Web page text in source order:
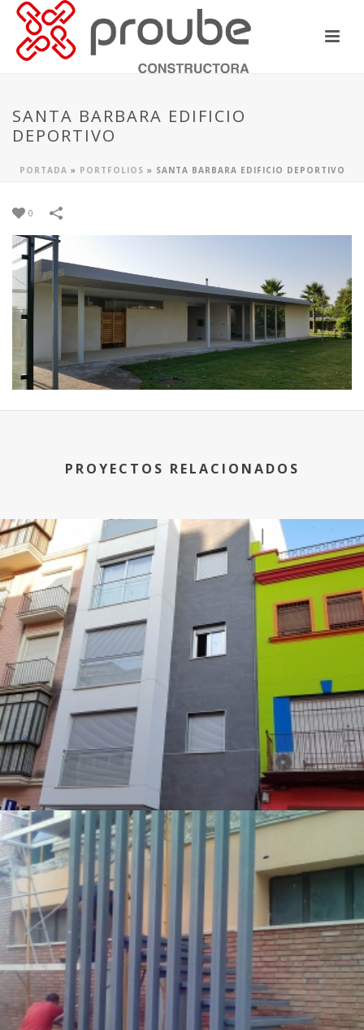
SANTA BARBARA EDIFICIO
DEPORTIVO
PORTADA » PORTFOLIOS » SANTA BARBARA EDIFICIO DEPORTIVO
0
PROYECTOS RELACIONADOS